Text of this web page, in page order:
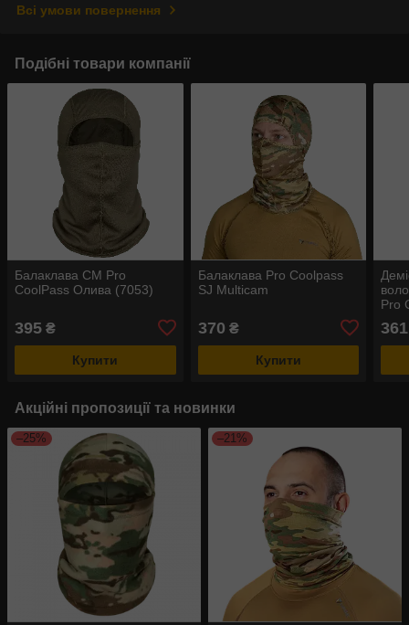
Всі умови повернення
Подібні товари компанії
Балаклава CM Pro
CoolPass Олива (7053)
395 ₴
Купити
Балаклава Pro Coolpass
SJ Multicam
370 ₴
Купити
Pro
361
Акційні пропозиції та новинки
–25% –21%